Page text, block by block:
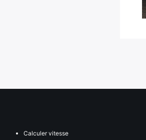
Calculer vitesse